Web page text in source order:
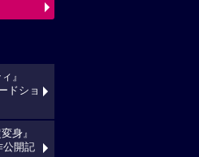
』
ドショ
身』
公開記